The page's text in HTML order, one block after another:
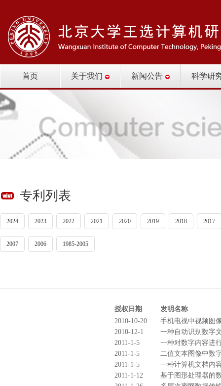
首页 关于我们 新闻公告 科学研
专利列表
2024 2023 2022 2021 2020 2019 2018 2017
2007 2006 1985-2005
授权日期
发明名称
2010-10-20
手机电视中视频图
2010-12-1
一种自动识别数字
2011-1-5
一种对数字内容进
2011-1-5
二值文本图像中数
2011-1-5
一种计算机文档内
2011-1-12
基于图形处理器的